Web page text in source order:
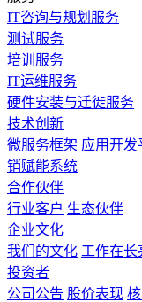
IT咨询与规划服务
测试服务
培训服务
IT运维服务
硬件安装与迁徙服务
技术创新
微服务框架 应用开发
销赋能系统
合作伙伴
行业客户 生态伙伴
企业文化
我们的文化 工作在长
投资者
公司公告 股价表现